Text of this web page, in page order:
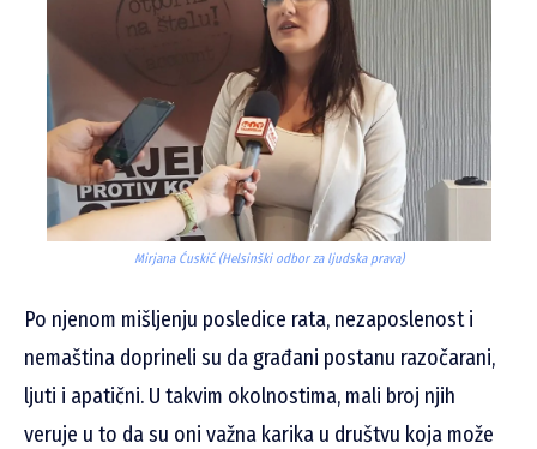
Mirjana Ćuskić (Helsinški odbor za ljudska prava)
Po njenom mišljenju posledice rata, nezaposlenost i
nemaština doprineli su da građani postanu razočarani,
ljuti i apatični. U takvim okolnostima, mali broj njih
veruje u to da su oni važna karika u društvu koja može